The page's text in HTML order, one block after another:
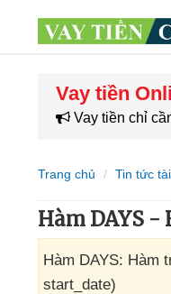
Vay tiền
Vay tiền chỉ
Trang chủ Tin tức
Hàm DAYS -
Hàm DAYS: Hàm
start_date)